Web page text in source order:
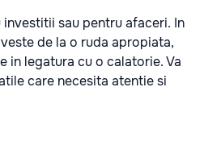
sau pentru afaceri. In
de la o ruda apropiata,
in legatura cu o calatorie. Va
care necesita atentie si